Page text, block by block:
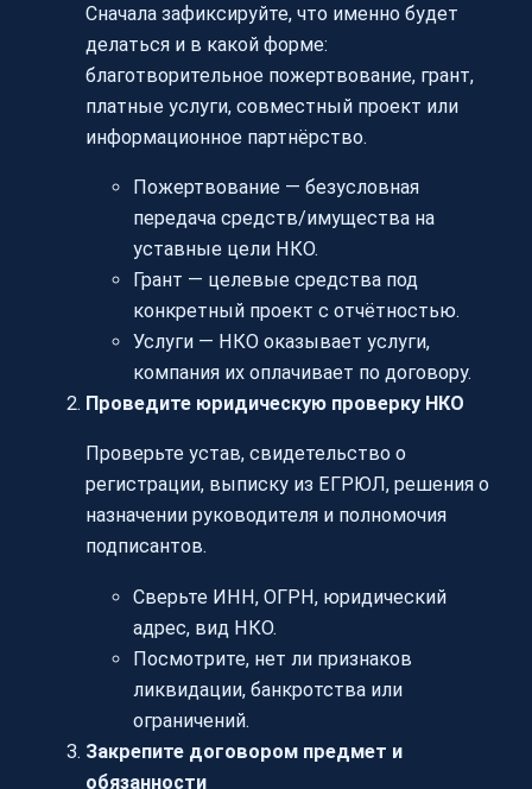
Сначала зафиксируйте, что именно будет
делаться и в какой форме:
благотворительное пожертвование, грант,
платные услуги, совместный проект или
информационное партнёрство.
Пожертвование — безусловная
передача средств/имущества на
уставные цели НКО.
Грант — целевые средства под
конкретный проект с отчётностью.
Услуги — НКО оказывает услуги,
компания их оплачивает по договору.
Проведите юридическую проверку НКО
Проверьте устав, свидетельство о
регистрации, выписку из ЕГРЮЛ, решения о
назначении руководителя и полномочия
подписантов.
Сверьте ИНН, ОГРН, юридический
адрес, вид НКО.
Посмотрите, нет ли признаков
ликвидации, банкротства или
ограничений.
Закрепите договором предмет и
обязанности